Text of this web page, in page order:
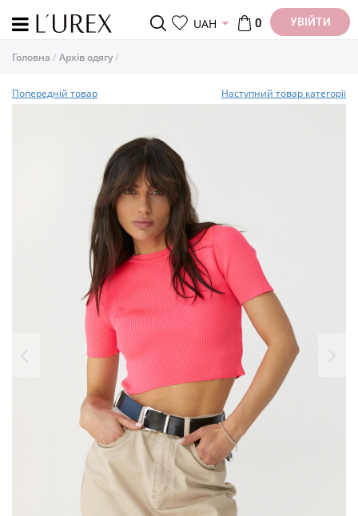
UAH 0 УВІЙТИ
Головна Архів одягу
Попередній товар Наступний товар категорії